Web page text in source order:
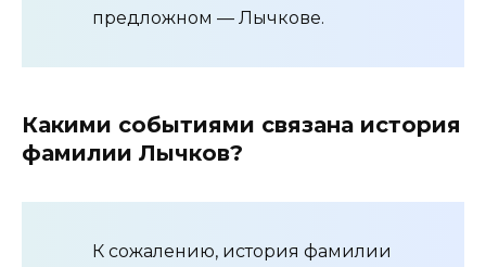
предложном — Лычкове.
Какими событиями связана история
фамилии Лычков?
К сожалению, история фамилии